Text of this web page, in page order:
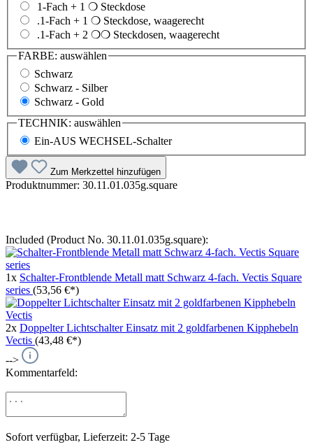
1-Fach + 1 ❍ Steckdose
.1-Fach + 1 ❍ Steckdose, waagerecht
.1-Fach + 2 ❍❍ Steckdosen, waagerecht
FARBE: auswählen
Schwarz
Schwarz - Silber
Schwarz - Gold
TECHNIK: auswählen
Ein-AUS WECHSEL-Schalter
Zum Merkzettel hinzufügen
Produktnummer: 30.11.01.035g.square
Included (Product No. 30.11.01.035g.square):
1x Schalter-Frontblende Metall matt Schwarz 4-fach. Vectis Square
series (53,56 €*)
2x Doppelter Lichtschalter Einsatz mit 2 goldfarbenen Kipphebeln
Vectis (43,48 €*)
-->
Kommentarfeld:
Sofort verfügbar, Lieferzeit: 2-5 Tage